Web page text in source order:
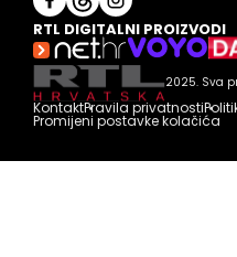
RTL DIGITALNI PROIZVODI
2025. Sva
KontaktPravila privatnosti
Promijeni postavke kolačića